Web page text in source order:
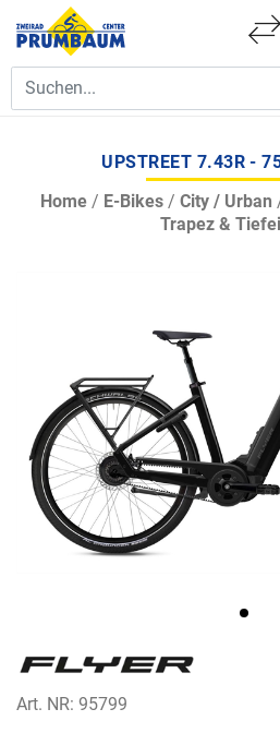
UPSTREET 7.43R -
Home/ E-Bikes/ City / Urban
Trapez &
Art. NR: 95799